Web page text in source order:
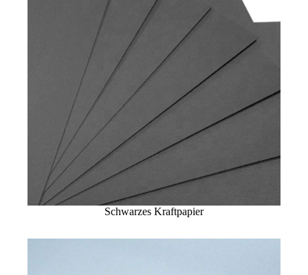
Schwarzes Kraftpapier